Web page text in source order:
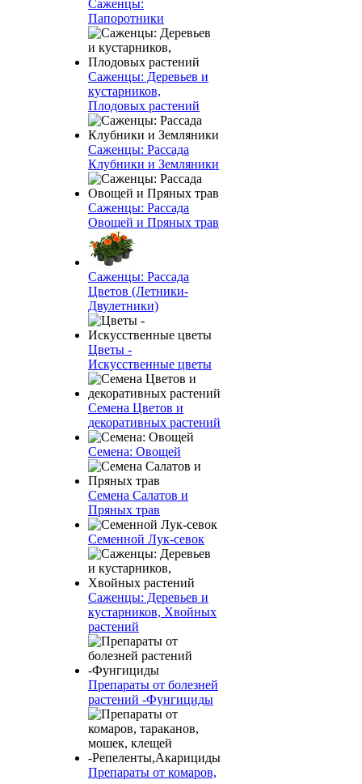
Саженцы:
Папоротники
Саженцы: Деревьев и
кустарников,
Плодовых растений
Саженцы: Рассада
Клубники и Земляники
Саженцы: Рассада
Овощей и Пряных трав
Саженцы: Рассада
Цветов (Летники-
Двулетники)
Цветы -
Искусственные цветы
Семена Цветов и
декоративных растений
Семена: Овощей
Семена Салатов и
Пряных трав
Семенной Лук-севок
Саженцы: Деревьев и
кустарников, Хвойных
растений
Препараты от болезней
растений -Фунгициды
Препараты от комаров,